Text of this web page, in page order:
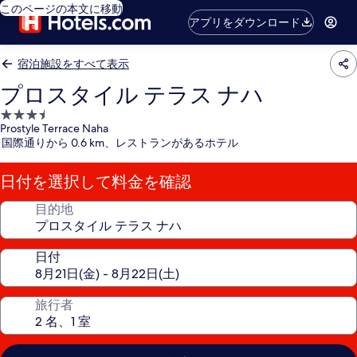
このページの本文に移動
アプリをダウンロード
宿泊施設をすべて表示
プロスタイル テラス ナハ
3.5
つ
星
宿
泊
施
Prostyle Terrace Naha
国際通りから 0.6 km、レストランがあるホテル
日付を選択して料金を確認
目的地
日付
旅行者